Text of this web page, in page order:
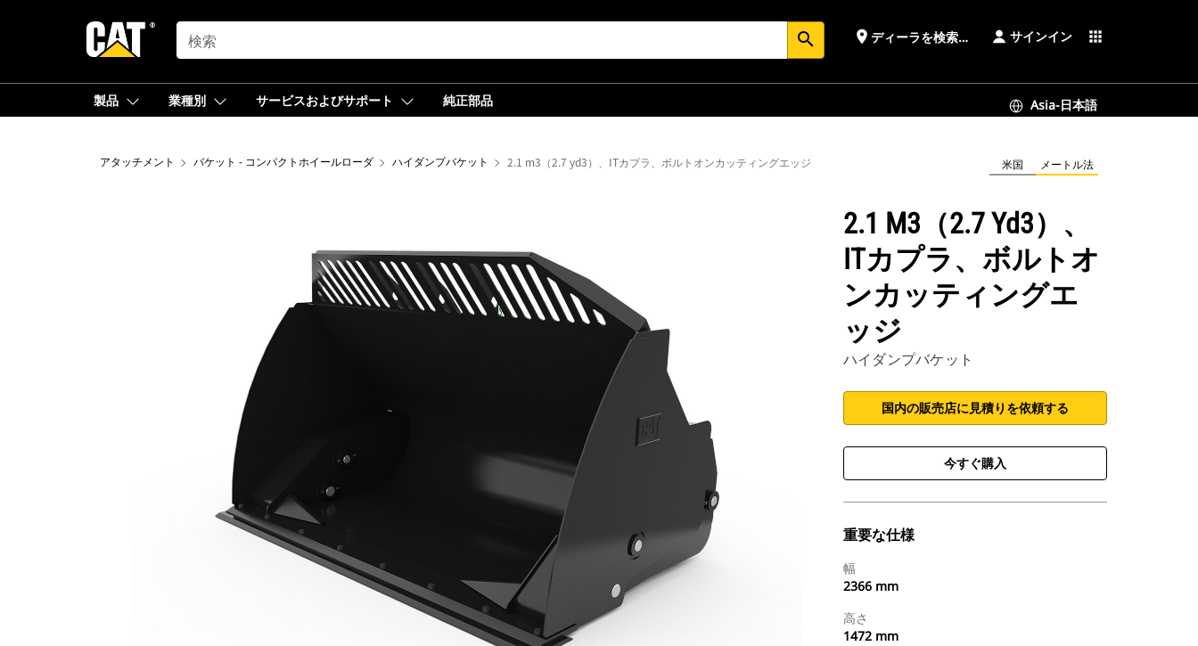
SEARCH search place ディーラを検索する サインイン apps
製品 業種別 サービスおよびサポート 純正部品 Asia-日本語
アタッチメント バケット - コンパクトホイールローダ ハイダンプバケット 2.1 m3（2.7 yd3）、ITカプラ、ボルトオンカッティングエッジ 米国 メートル法
2.1 M3（2.7 Yd3）、
ITカプラ、ボルトオ
ンカッティングエ
ッジ
ハイダンプバケット
国内の販売店に見積りを依頼する
今すぐ購入
重要な仕様
幅
2366 mm
高さ
1472 mm